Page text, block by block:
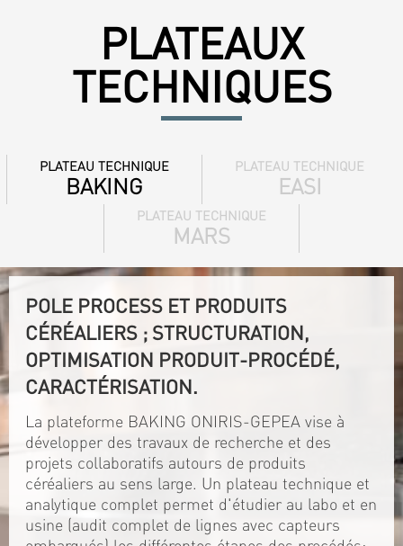
PLATEAUX
TECHNIQUES
PLATEAU TECHNIQUE
BAKING
PLATEAU TECHNIQUE
EASI
PLATEAU TECHNIQUE
MARS
POLE PROCESS ET PRODUITS
CÉRÉALIERS ; STRUCTURATION,
OPTIMISATION PRODUIT-PROCÉDÉ,
CARACTÉRISATION.
La plateforme BAKING ONIRIS-GEPEA vise à
développer des travaux de recherche et des
projets collaboratifs autours de produits
céréaliers au sens large. Un plateau technique et
analytique complet permet d'étudier au labo et en
usine (audit complet de lignes avec capteurs